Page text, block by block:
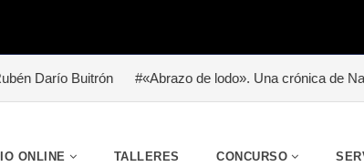
#«Abrazo de lodo». Una crónica de Natalia Dávila
ONLINE TALLERES CONCURSO